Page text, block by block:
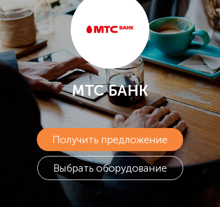
МТС БАНК
Получить предложение
Выбрать оборудование